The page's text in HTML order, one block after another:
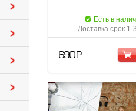
Есть в
Доставка срок 1-
690 Р